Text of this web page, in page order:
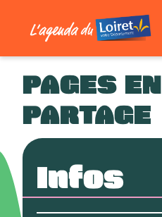
PAGES EN
PARTAGE
Infos